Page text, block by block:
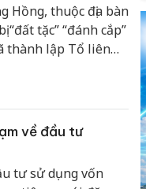
Hồng, thuộc địa bàn
tặc” “đánh cắp”
thành lập Tổ liên
về đầu tư
tư sử dụng vốn